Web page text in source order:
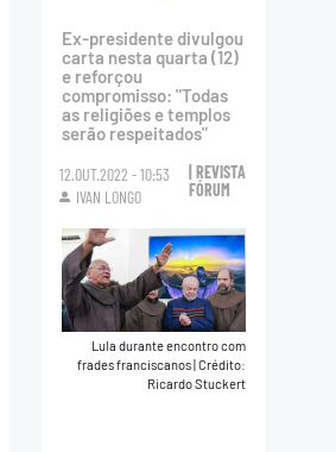
Ex-presidente divulgou
carta nesta quarta (12)
e reforçou
compromisso: "Todas
as religiões e templos
serão respeitados"
12.OUT.2022 - 10:53
IVAN LONGO
| REVISTA
FÓRUM
Lula durante encontro com
frades franciscanos Crédito:
Ricardo Stuckert